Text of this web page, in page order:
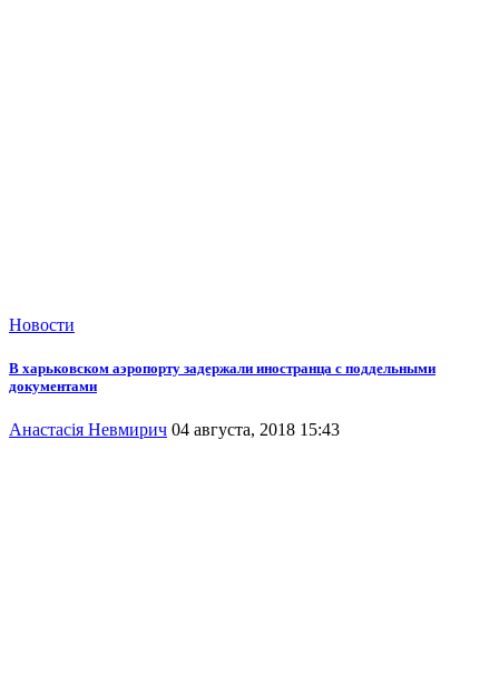
Новости
В харьковском аэропорту задержали иностранца с поддельными
документами
Анастасія Невмирич 04 августа, 2018 15:43